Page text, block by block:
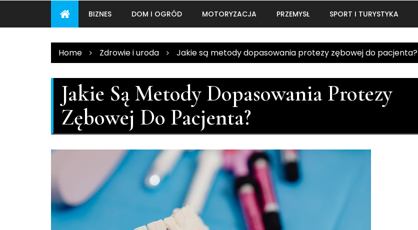
BIZNES DOM I OGRÓD MOTORYZACJA PRZEMYSŁ SPORT I TURYSTYKA
Home Zdrowie i uroda Jakie są metody dopasowania protezy zębowej do pacjenta?
Jakie Są Metody Dopasowania Protezy
Zębowej Do Pacjenta?